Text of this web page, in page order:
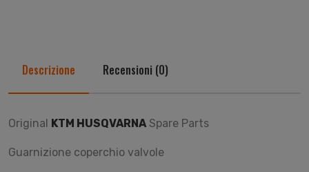
Descrizione Recensioni (0)
Original KTM HUSQVARNA Spare Parts
Guarnizione coperchio valvole